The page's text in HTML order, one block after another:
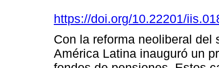
https://doi.org/10.22201/
Con la reforma neoliberal
América Latina inauguró un